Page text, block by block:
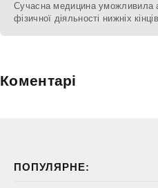
ПОПУЛЯРНЕ:
Сучасна медицина уможливила
фізичної діяльності нижніх
Коментарі